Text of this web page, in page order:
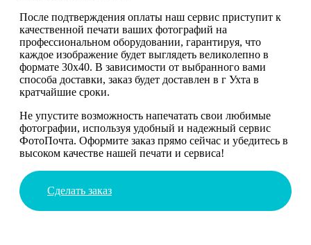
После подтверждения оплаты наш сервис приступит к
качественной печати ваших фотографий на
профессиональном оборудовании, гарантируя, что
каждое изображение будет выглядеть великолепно в
формате 30х40. В зависимости от выбранного вами
способа доставки, заказ будет доставлен в г Ухта в
кратчайшие сроки.
Не упустите возможность напечатать свои любимые
фотографии, используя удобный и надежный сервис
ФотоПочта. Оформите заказ прямо сейчас и убедитесь в
высоком качестве нашей печати и сервиса!
Сделать заказ